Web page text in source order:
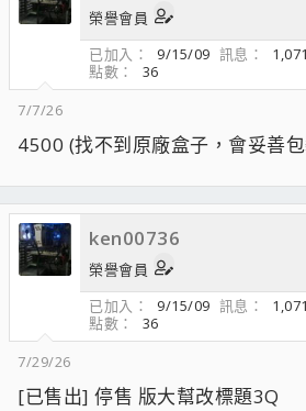
榮譽會員
已加入
9/15/09 訊息 1,071
點數
36
7/7/26
4500 (找不到原廠盒子，會妥善
ken00736
榮譽會員
已加入
9/15/09 訊息 1,071
點數
36
7/29/26
[已售出] 停售 版大幫改標題3Q